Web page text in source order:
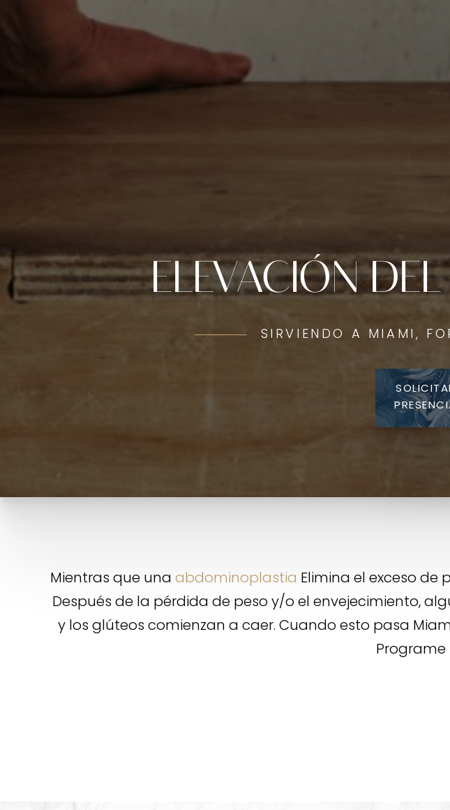
ELEVACIÓN
SIRVIENDO A MIAMI,
Mientras que una abdominoplastia Elimina el exceso
Después de la pérdida de peso y/o el envejecimiento,
y los glúteos comienzan a caer. Cuando esto pasa
Programe